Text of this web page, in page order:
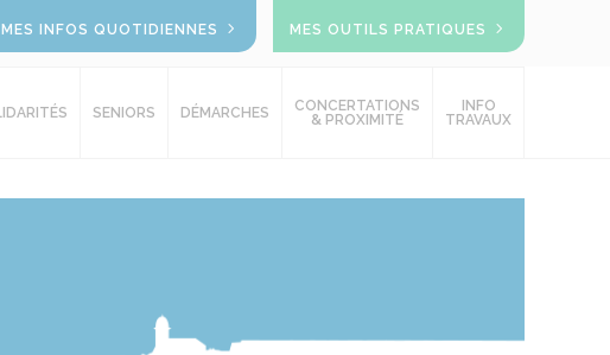
MES INFOS QUOTIDIENNES MES OUTILS PRATIQUES
SENIORS DÉMARCHES
CONCERTATIONS
& PROXIMITÉ
INFO
TRAVAUX